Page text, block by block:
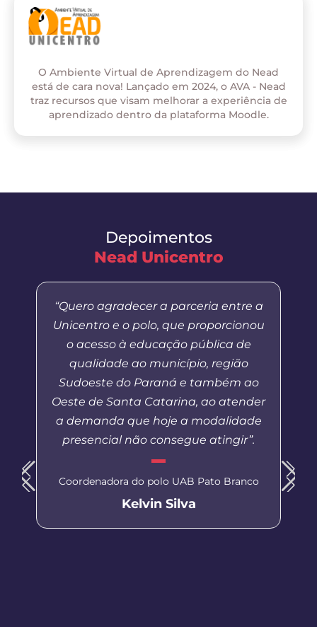
O Ambiente Virtual de Aprendizagem do Nead
está de cara nova! Lançado em 2024, o AVA - Nead
traz recursos que visam melhorar a experiência de
aprendizado dentro da plataforma Moodle.
Depoimentos
Nead Unicentro
“Quero agradecer a parceria entre a
Unicentro e o polo, que proporcionou
o acesso à educação pública de
qualidade ao município, região
Sudoeste do Paraná e também ao
Oeste de Santa Catarina, ao atender
a demanda que hoje a modalidade
presencial não consegue atingir”.
Coordenadora do polo UAB Pato Branco
Kelvin Silva